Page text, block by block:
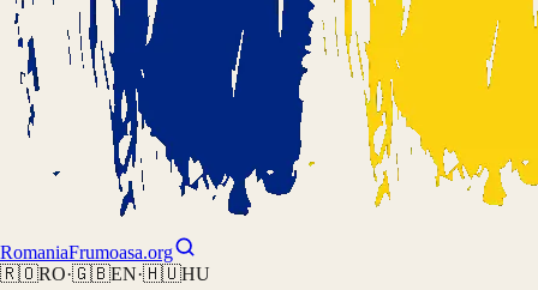
RomaniaFrumoasa.org
🇷🇴RO·🇬🇧EN·🇭🇺HU